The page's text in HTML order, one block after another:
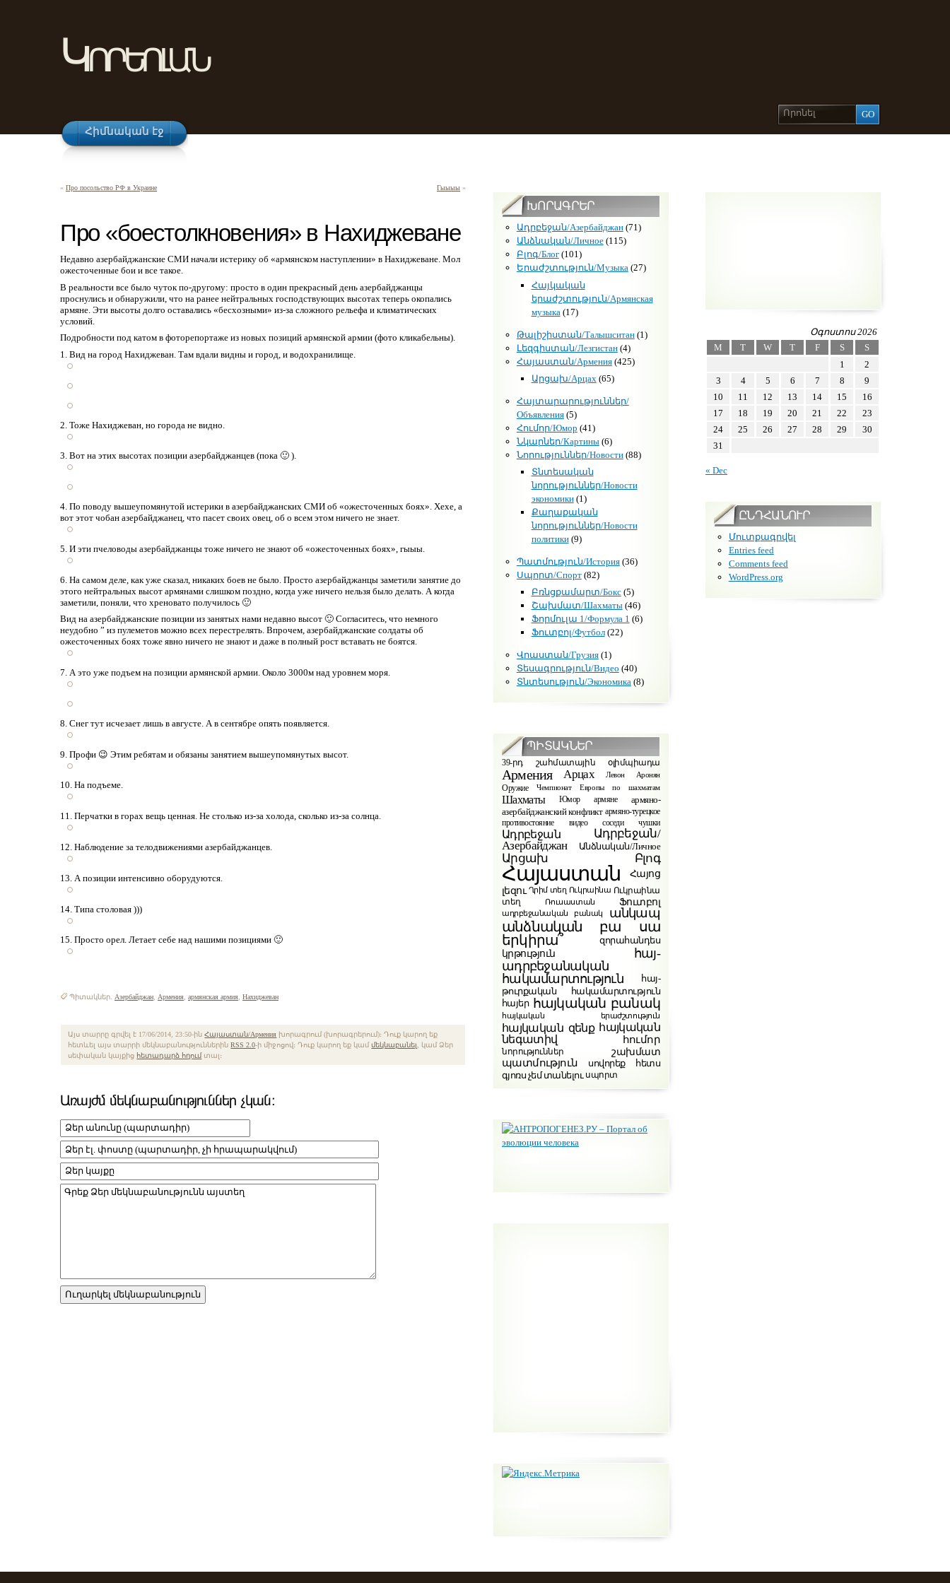
Կորեոլան
Հիմնական էջ
« Про посольство РФ в Украине Гыыыы »
Про «боестолкновения» в Нахиджеване
Недавно азербайджанские СМИ начали истерику об «армянском наступлении» в Нахиджеване. Мол
ожесточенные бои и все такое.
В реальности все было чуток по-другому: просто в один прекрасный день азербайджанцы
проснулись и обнаружили, что на ранее нейтральных господствующих высотах теперь окопались
армяне. Эти высоты долго оставались «бесхозными» из-за сложного рельефа и климатических
условий.
Подробности под катом в фоторепортаже из новых позиций армянской армии (фото кликабельны).
1. Вид на город Нахиджеван. Там вдали видны и город, и водохранилище.
2. Тоже Нахиджеван, но города не видно.
3. Вот на этих высотах позиции азербайджанцев (пока 🙂 ).
4. По поводу вышеупомянутой истерики в азербайджанских СМИ об «ожесточенных боях». Хехе, а
вот этот чобан азербайджанец, что пасет своих овец, об о всем этом ничего не знает.
5. И эти пчеловоды азербайджанцы тоже ничего не знают об «ожесточенных боях», гыыы.
6. На самом деле, как уже сказал, никаких боев не было. Просто азербайджанцы заметили занятие до
этого нейтральных высот армянами слишком поздно, когда уже ничего нельзя было делать. А когда
заметили, поняли, что хреновато получилось 🙂
Вид на азербайджанские позиции из занятых нами недавно высот 🙂 Согласитесь, что немного
неудобно ” из пулеметов можно всех перестрелять. Впрочем, азербайджанские солдаты об
ожесточенных боях тоже явно ничего не знают и даже в полный рост вставать не боятся.
7. А это уже подъем на позиции армянской армии. Около 3000м над уровнем моря.
8. Снег тут исчезает лишь в августе. А в сентябре опять появляется.
9. Профи 😉 Этим ребятам и обязаны занятием вышеупомянутых высот.
10. На подъеме.
11. Перчатки в горах вещь ценная. Не столько из-за холода, сколько из-за солнца.
12. Наблюдение за телодвижениями азербайджанцев.
13. А позиции интенсивно оборудуются.
14. Типа столовая )))
15. Просто орел. Летает себе над нашими позициями 🙂
Պիտակներ. Азербайджан Армения армянская армия Нахиджеван
Այս տարրը գրվել է 17/06/2014, 23:50-ինՀայաստան/Армения խորագրում (խորագրերում)։ Դուք կարող եք
հետևել այս տարրի մեկնաբանություններինRSS 2.0-ի միջոցով։ Դուք կարող եք կամմեկնաբանել
, կամ Ձեր
սեփական կայքից հետադարձ հղումտալ։
Առայժմ մեկնաբանություններ չկան։
ԽՈՐԱԳՐԵՐ
Ադրբեջան/Азербайджан(71)
Անձնական/Личное(115)
Բլոգ/Блог(101)
Երաժշտություն/Музыка(27)
Հայկական
երաժշտություն/Армянская
музыка (17)
Թալիշիստան/Талышситан(1)
Լեզգիստան/Лезгистан(4)
Հայաստան/Армения(425)
Արցախ/Арцах (65)
Հայտարարություններ/
Объявления(5)
Հումոր/Юмор (41)
Նկարներ/Картины(6)
Նորություններ/Новости(88)
Տնտեսական
նորություններ/Новости
экономики(1)
Քաղաքական
նորություններ/Новости
политики(9)
Պատմություն/История(36)
Սպորտ/Спорт(82)
Բռնցքամարտ/Бокс(5)
Շախմատ/Шахматы(46)
Ֆորմուլա 1/Формула 1 (6)
Ֆուտբոլ/Футбол(22)
Վրաստան/Грузия(1)
Տեսագրություն/Видео (40)
Տնտեսություն/Экономика(8)
ՊԻՏԱԿՆԵՐ
39-րդ շահմատային օլիմպիադա
Армения Арцах Левон Аронян
Оружие Чемпионат Европы по шахматам
Шахматы Юмор армяне
армяно-
азербайджанский конфликт армяно-турецкое
противостояние
видео соседи чушки
Ադրբեջան
Ադրբեջան/
Азербайджан
Անձնական/Личное
Արցախ Բլոգ
Հայաստան
Հայոց
լեզու Ղրիմ տեղ Ուկրաինա Ուկրաինա
տեղ
Ռուսաստան Ֆուտբոլ
ադրբեջանական բանակ անկապ
անձնական
բա սա
երկիրա՞
զորահանդես
կրթություն
հայ-
ադրբեջանական
հակամարտություն
հայ-
թուրքական հակամարտություն
հայեր հայկական բանակ
հայկական երաժշտություն
հայկական զենք հայկական
նեգատիվ
հումոր
նորություններ շախմատ
պատմություն
սովորեք հետս
գյոռս չեմ տանելու սպորտ
Օգոստոս 2026
M
T W T F S
S
1
2
3
4 5 6 7 8
9
10
11 12 13 14 15
16
17
18 19 20 21 22
23
24
25 26 27 28 29
30
31
« Dec
ԸՆԴՀԱՆՈՒՐ
Մուտքագրվել
Entries feed
Comments feed
WordPress.org